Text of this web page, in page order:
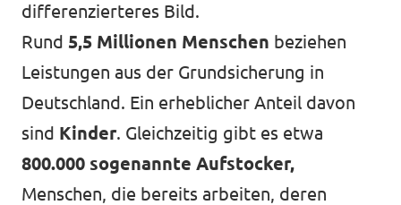
differenzierteres Bild.
Rund 5,5 Millionen Menschen beziehen
Leistungen aus der Grundsicherung in
Deutschland. Ein erheblicher Anteil davon
sind Kinder. Gleichzeitig gibt es etwa
800.000 sogenannte Aufstocker,
Menschen, die bereits arbeiten, deren